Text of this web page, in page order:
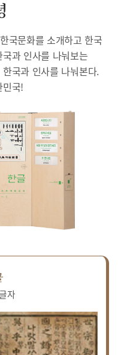
국문화를 소개하고 한국
과 인사를 나눠보는
국과 인사를 나눠본다.
민국!
자